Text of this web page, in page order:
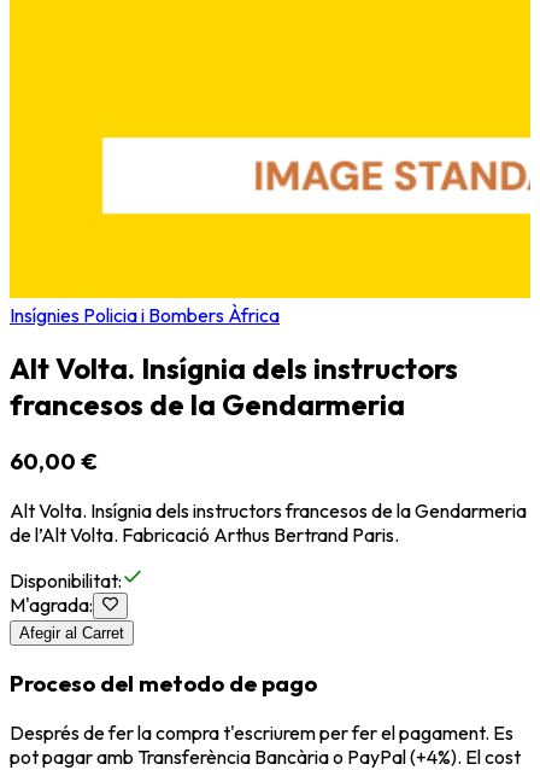
Insígnies Policia i Bombers Àfrica
Alt Volta. Insígnia dels instructors
francesos de la Gendarmeria
60,00 €
Alt Volta. Insígnia dels instructors francesos de la Gendarmeria
de l’Alt Volta. Fabricació Arthus Bertrand Paris.
Disponibilitat:
M'agrada:
Afegir al Carret
Proceso del metodo de pago
Després de fer la compra t'escriurem per fer el pagament. Es
pot pagar amb Transferència Bancària o PayPal (+4%). El cost